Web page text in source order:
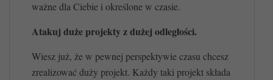
ważne dla Ciebie i określone w czasie.
Atakuj duże projekty z dużej odległości.
Wiesz już, że w pewnej perspektywie czasu chcesz
zrealizować duży projekt. Każdy taki projekt składa